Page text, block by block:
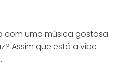
com uma música gostosa
Assim que está a vibe